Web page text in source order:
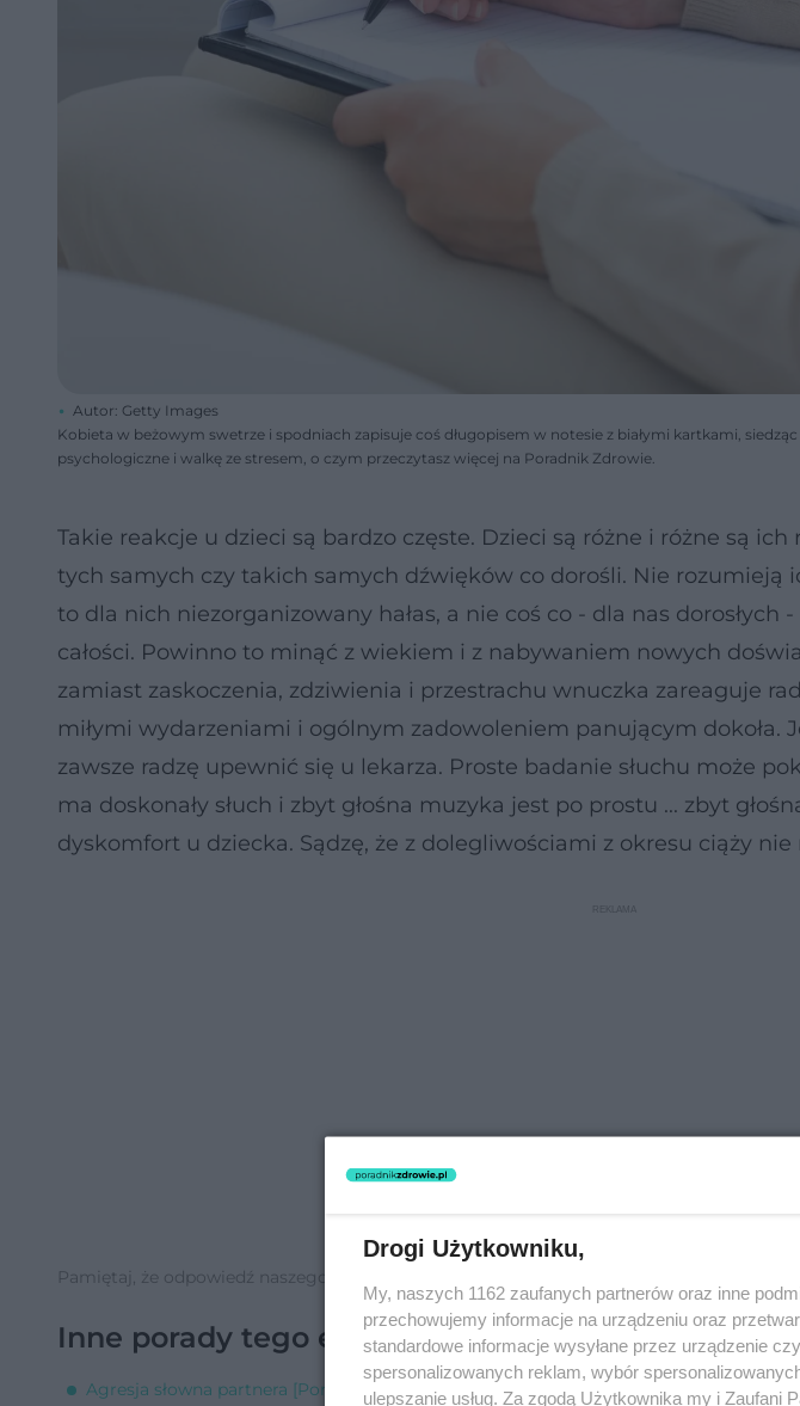
Autor: Getty Images
Kobieta w beżowym swetrze i spodniach zapisuje coś długopisem w notesie z białymi kartkami,
psychologiczne i walkę ze stresem, o czym przeczytasz więcej na Poradnik Zdrowie.
Takie reakcje u dzieci są bardzo częste. Dzieci są różne i różne są ich
tych samych czy takich samych dźwięków co dorośli. Nie rozumieją
to dla nich niezorganizowany hałas, a nie coś co - dla nas dorosłych
całości. Powinno to minąć z wiekiem i z nabywaniem nowych
zamiast zaskoczenia, zdziwienia i przestrachu wnuczka zareaguje
miłymi wydarzeniami i ogólnym zadowoleniem panującym dokoła.
zawsze radzę upewnić się u lekarza. Proste badanie słuchu może
ma doskonały słuch i zbyt głośna muzyka jest po prostu ... zbyt
dyskomfort u dziecka. Sądzę, że z dolegliwościami z okresu ciąży
Pamiętaj, że odpowiedź naszego eksperta ma charakter informacyjny i nie zastąpi wizyty
Inne porady tego eksperta
Agresja słowna partnera [Porada eksperta]
Drogi Użytkowniku,
My, naszych 1162 zaufanych partnerów oraz inne
przechowujemy informacje na urządzeniu oraz
standardowe informacje wysyłane przez urządzenie
spersonalizowanych reklam, wybór
ulepszanie usług. Za zgodą Użytkownika my i Zaufani